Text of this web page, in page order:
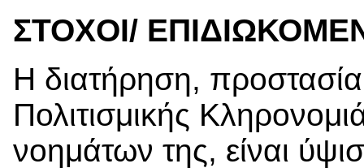
ΣΤΟΧΟΙ/ ΕΠΙΔΙΩΚΟ
Η διατήρηση,
Πολιτισμικής
νοημάτων της, είναι